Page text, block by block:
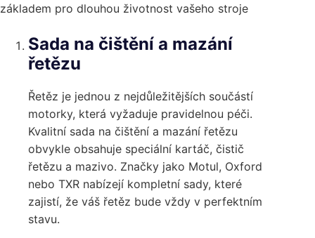
základem pro dlouhou životnost vašeho stroje
Sada na čištění a mazání
řetězu
Řetěz je jednou z nejdůležitějších součástí
motorky, která vyžaduje pravidelnou péči.
Kvalitní sada na čištění a mazání řetězu
obvykle obsahuje speciální kartáč, čistič
řetězu a mazivo. Značky jako Motul, Oxford
nebo TXR nabízejí kompletní sady, které
zajistí, že váš řetěz bude vždy v perfektním
stavu.